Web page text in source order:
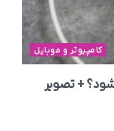
کامپیوتر و موبایل
+ تصویر